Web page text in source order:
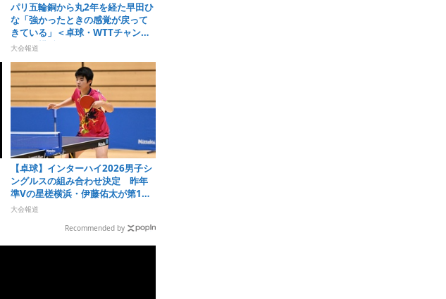
パリ五輪銅から丸2年を経た早田ひ
な「強かったときの感覚が戻って
きている」＜卓球・WTTチャンピ
オンズ横浜2026＞
大会報道
【卓球】インターハイ2026男子シ
ングルスの組み合わせ決定 昨年
準Vの星槎横浜・伊藤佑太が第1シ
ードに
大会報道
Recommended by